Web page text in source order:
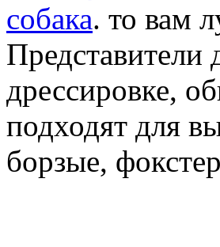
собака. то вам
Представители
дрессировке,
подходят для
борзые,